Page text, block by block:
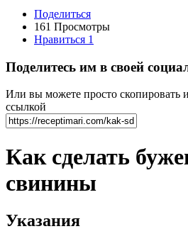
Поделиться
161 Просмотры
Нравиться 1
Поделитесь им в своей
Или вы можете просто скопировать
ссылкой
Как сделать
свинины
Указания